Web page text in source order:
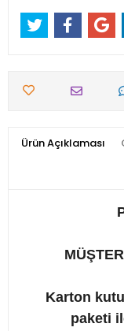
Ürün Açıklaması
Karton
paketi